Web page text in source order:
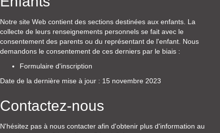
Notre site Web contient des sections destinées aux enfants. La
collecte de leurs renseignements personnels se fait avec le
consentement des parents ou du représentant de l'enfant. Nous
demandons le consentement de ces derniers par le biais :
Formulaire d'inscription
Date de la dernière mise à jour : 15 novembre 2023
Contactez-nous
N'hésitez pas à nous contacter afin d'obtenir plus d'information au